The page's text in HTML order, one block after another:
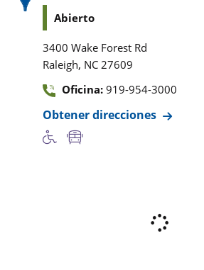
Abierto
3400 Wake Forest Rd
Raleigh, NC 27609
Oficina: 919-954-3000
Obtener direcciones